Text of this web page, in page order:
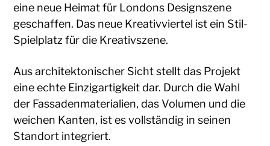
eine neue Heimat für Londons Designszene
geschaffen. Das neue Kreativviertel ist ein Stil-
Spielplatz für die Kreativszene.
Aus architektonischer Sicht stellt das Projekt
eine echte Einzigartigkeit dar. Durch die Wahl
der Fassadenmaterialien, das Volumen und die
weichen Kanten, ist es vollständig in seinen
Standort integriert.